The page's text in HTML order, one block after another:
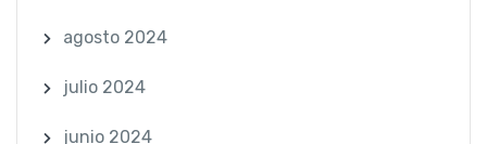
agosto 2024
julio 2024
junio 2024